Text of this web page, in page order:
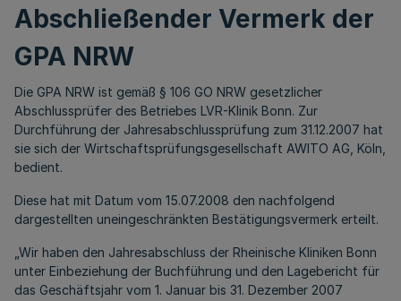
Abschließender Vermerk der
GPA NRW
Die GPA NRW ist gemäß § 106 GO NRW gesetzlicher
Abschlussprüfer des Betriebes LVR-Klinik Bonn. Zur
Durchführung der Jahresabschlussprüfung zum 31.12.2007 hat
sie sich der Wirtschaftsprüfungsgesellschaft AWITO AG, Köln,
bedient.
Diese hat mit Datum vom 15.07.2008 den nachfolgend
dargestellten uneingeschränkten Bestätigungsvermerk erteilt.
„Wir haben den Jahresabschluss der Rheinische Kliniken Bonn
unter Einbeziehung der Buchführung und den Lagebericht für
das Geschäftsjahr vom 1. Januar bis 31. Dezember 2007